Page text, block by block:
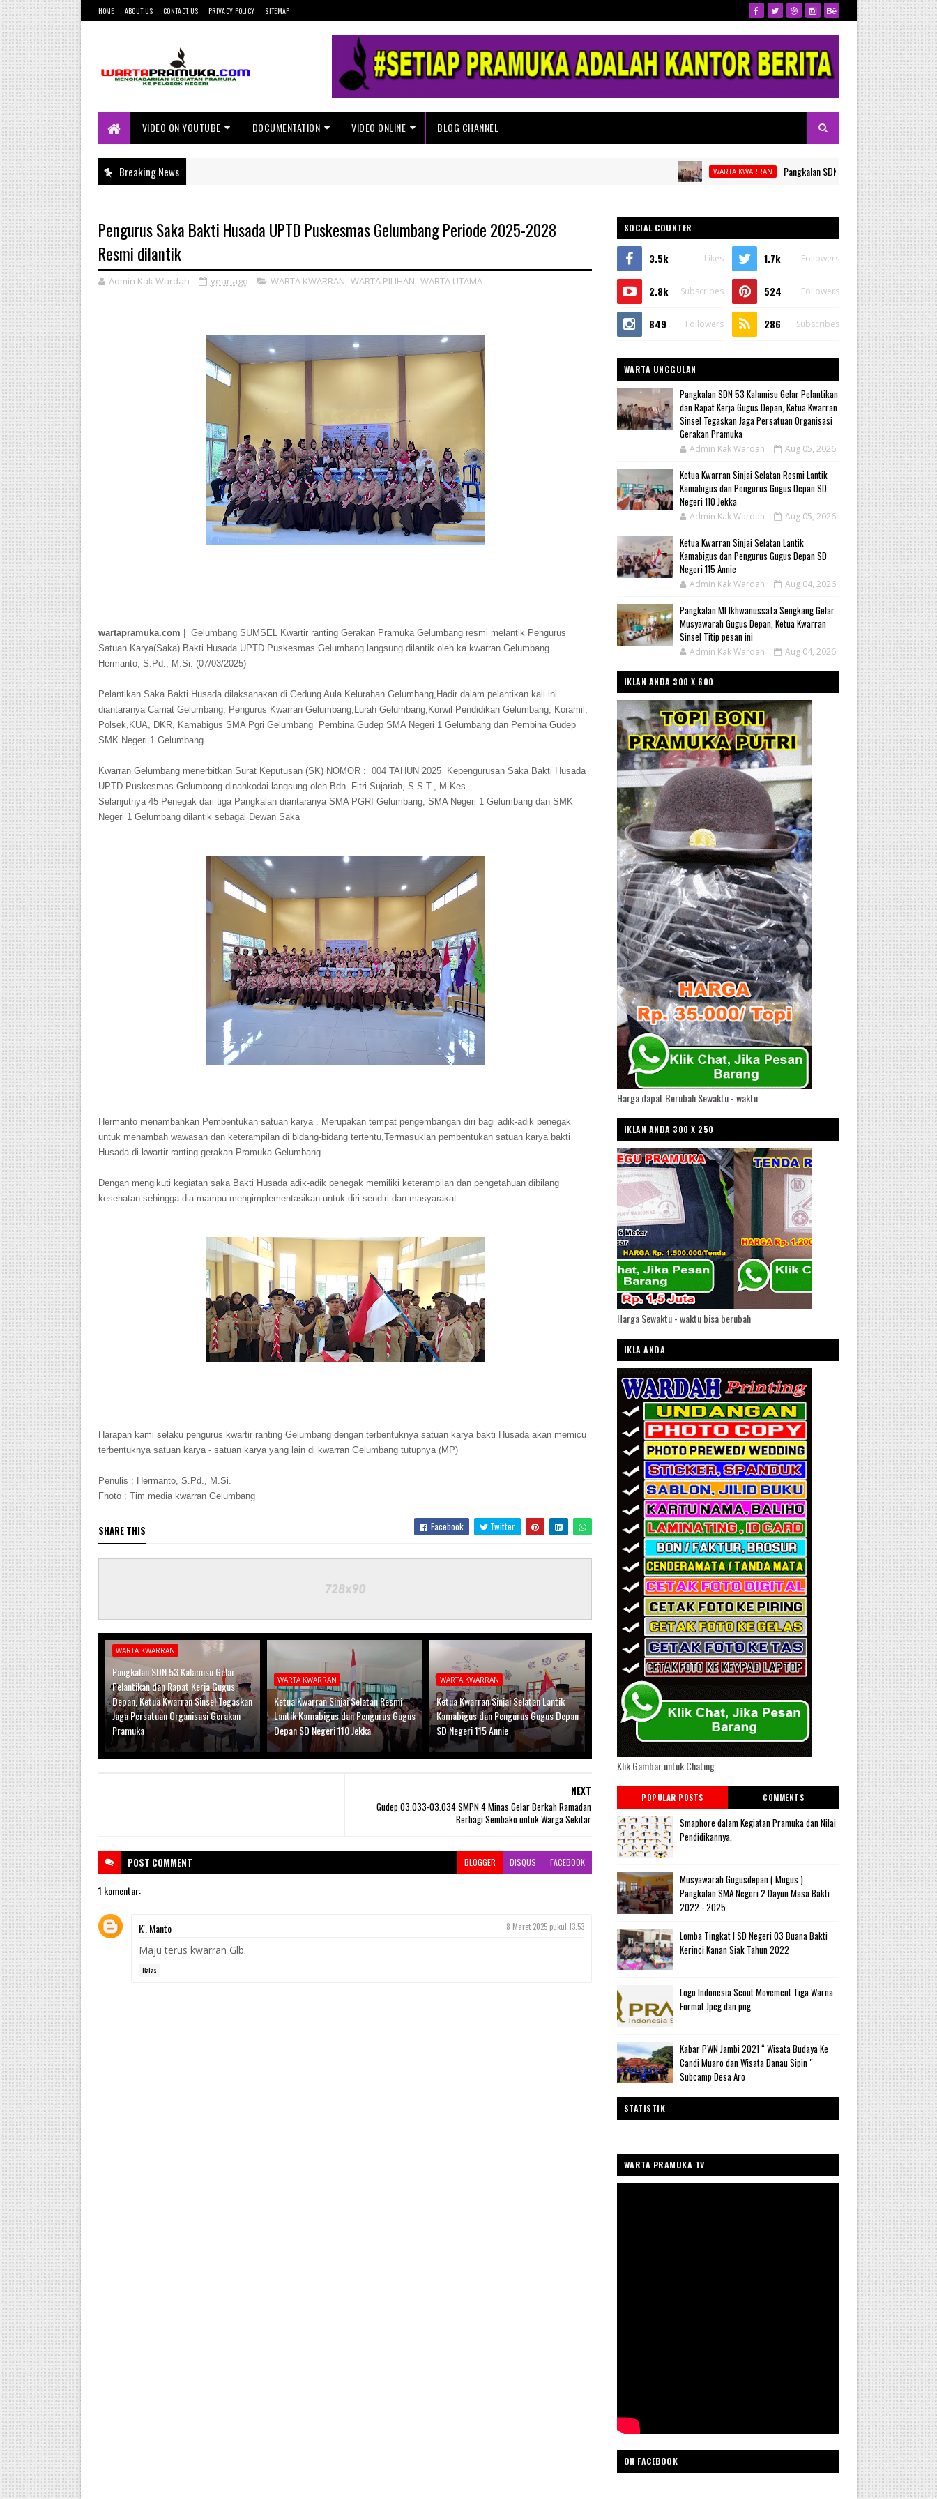
HOME ABOUT US CONTACT US PRIVACY POLICY SITEMAP
Pelosok Negeri
VIDEO ON YOUTUBE
DOCUMENTATION VIDEO ONLINE BLOG CHANNEL
Breaking News WARTA KWARRAN Pangkalan SDN 53 Kalamisu Gelar Pelantikan dan
Pengurus Saka Bakti Husada UPTD Puskesmas Gelumbang Periode 2025-2028
Resmi dilantik
Admin Kak Wardah year ago WARTA KWARRAN, WARTA PILIHAN, WARTA UTAMA
wartapramuka.com | Gelumbang SUMSEL Kwartir ranting Gerakan Pramuka Gelumbang resmi melantik Pengurus
Satuan Karya(Saka) Bakti Husada UPTD Puskesmas Gelumbang langsung dilantik oleh ka.kwarran Gelumbang
Hermanto, S.Pd., M.Si. (07/03/2025)
Pelantikan Saka Bakti Husada dilaksanakan di Gedung Aula Kelurahan Gelumbang,Hadir dalam pelantikan kali ini
diantaranya Camat Gelumbang, Pengurus Kwarran Gelumbang,Lurah Gelumbang,Korwil Pendidikan Gelumbang, Koramil,
Polsek,KUA, DKR, Kamabigus SMA Pgri Gelumbang Pembina Gudep SMA Negeri 1 Gelumbang dan Pembina Gudep
SMK Negeri 1 Gelumbang
Kwarran Gelumbang menerbitkan Surat Keputusan (SK) NOMOR : 004 TAHUN 2025 Kepengurusan Saka Bakti Husada
UPTD Puskesmas Gelumbang dinahkodai langsung oleh Bdn. Fitri Sujariah, S.S.T., M.Kes
Selanjutnya 45 Penegak dari tiga Pangkalan diantaranya SMA PGRI Gelumbang, SMA Negeri 1 Gelumbang dan SMK
Negeri 1 Gelumbang dilantik sebagai Dewan Saka
Hermanto menambahkan Pembentukan satuan karya . Merupakan tempat pengembangan diri bagi adik-adik penegak
untuk menambah wawasan dan keterampilan di bidang-bidang tertentu,Termasuklah pembentukan satuan karya bakti
Husada di kwartir ranting gerakan Pramuka Gelumbang.
Dengan mengikuti kegiatan saka Bakti Husada adik-adik penegak memiliki keterampilan dan pengetahuan dibilang
kesehatan sehingga dia mampu mengimplementasikan untuk diri sendiri dan masyarakat.
Harapan kami selaku pengurus kwartir ranting Gelumbang dengan terbentuknya satuan karya bakti Husada akan memicu
terbentuknya satuan karya - satuan karya yang lain di kwarran Gelumbang tutupnya (MP)
Penulis : Hermanto, S.Pd., M.Si.
Fhoto : Tim media kwarran Gelumbang
SHARE THIS Facebook Twitter
WARTA KWARRAN
Pangkalan SDN 53 Kalamisu Gelar
Pelantikan dan Rapat Kerja Gugus
Depan, Ketua Kwarran Sinsel Tegaskan
Jaga Persatuan Organisasi Gerakan
Pramuka
WARTA KWARRAN
Ketua Kwarran Sinjai Selatan Resmi
Lantik Kamabigus dan Pengurus Gugus
Depan SD Negeri 110 Jekka
WARTA KWARRAN
Ketua Kwarran Sinjai Selatan Lantik
Kamabigus dan Pengurus Gugus Depan
SD Negeri 115 Annie
NEXT
Gudep 03.033-03.034 SMPN 4 Minas Gelar Berkah Ramadan
Berbagi Sembako untuk Warga Sekitar
POST COMMENT BLOGGER DISQUS FACEBOOK
1 komentar:
K'. Manto 8 Maret 2025 pukul 13.53
Maju terus kwarran Glb.
Balas
SOCIAL COUNTER
3.5k Likes 1.7k Followers
2.8k Subscribes 524 Followers
849 Followers 286 Subscribes
WARTA UNGGULAN
Pangkalan SDN 53 Kalamisu Gelar Pelantikan
dan Rapat Kerja Gugus Depan, Ketua Kwarran
Sinsel Tegaskan Jaga Persatuan Organisasi
Gerakan Pramuka
Admin Kak Wardah Aug 05, 2026
Ketua Kwarran Sinjai Selatan Resmi Lantik
Kamabigus dan Pengurus Gugus Depan SD
Negeri 110 Jekka
Admin Kak Wardah Aug 05, 2026
Ketua Kwarran Sinjai Selatan Lantik
Kamabigus dan Pengurus Gugus Depan SD
Negeri 115 Annie
Admin Kak Wardah Aug 04, 2026
Pangkalan MI Ikhwanussafa Sengkang Gelar
Musyawarah Gugus Depan, Ketua Kwarran
Sinsel Titip pesan ini
Admin Kak Wardah Aug 04, 2026
IKLAN ANDA 300 X 600
Harga dapat Berubah Sewaktu - waktu
IKLAN ANDA 300 X 250
Harga Sewaktu - waktu bisa berubah
IKLA ANDA
Klik Gambar untuk Chating
POPULAR POSTS COMMENTS
Smaphore dalam Kegiatan Pramuka dan Nilai
Pendidikannya.
Musyawarah Gugusdepan ( Mugus )
Pangkalan SMA Negeri 2 Dayun Masa Bakti
2022 - 2025
Lomba Tingkat I SD Negeri 03 Buana Bakti
Kerinci Kanan Siak Tahun 2022
Logo Indonesia Scout Movement Tiga Warna
Format Jpeg dan png
Kabar PWN Jambi 2021 “ Wisata Budaya Ke
Candi Muaro dan Wisata Danau Sipin "
Subcamp Desa Aro
STATISTIK
WARTA PRAMUKA TV
ON FACEBOOK